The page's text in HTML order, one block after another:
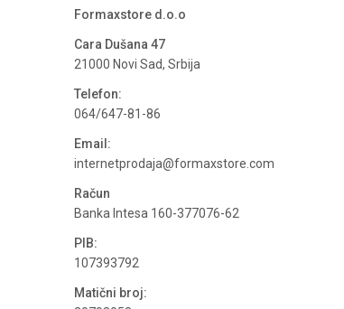
Formaxstore d.o.o
Cara Dušana 47
21000 Novi Sad, Srbija
Telefon:
064/647-81-86
Email:
internetprodaja@formaxstore.com
Račun
Banka Intesa 160-377076-62
PIB:
107393792
Matični broj: